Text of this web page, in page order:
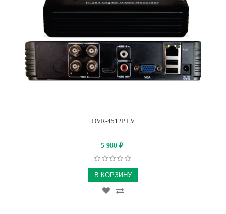
DVR-4512P LV
5 980 ₽
В КОРЗИНУ